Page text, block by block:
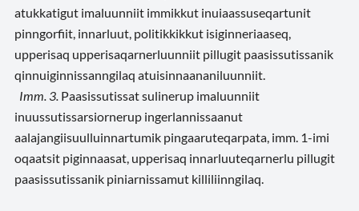
atukkatigut imaluunniit immikkut inuiaassuseqartunit
pinngorfiit, innarluut, politikkikkut isiginneriaaseq,
upperisaq upperisaqarnerluunniit pillugit paasissutissanik
qinnuiginnissanngilaq atuisinnaananiluunniit.
Imm. 3. Paasissutissat sulinerup imaluunniit
inuussutissarsiornerup ingerlannissaanut
aalajangiisuulluinnartumik pingaaruteqarpata, imm. 1-imi
oqaatsit piginnaasat, upperisaq innarluuteqarnerlu pillugit
paasissutissanik piniarnissamut killiliinngilaq.